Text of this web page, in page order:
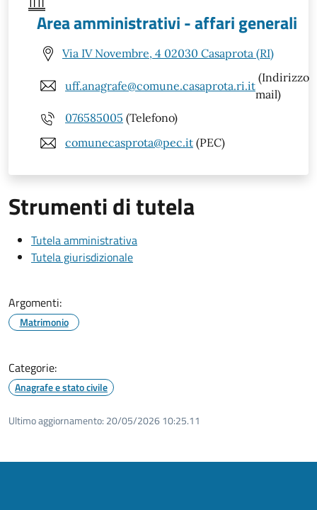
Area amministrativi - affari generali
Via IV Novembre, 4 02030 Casaprota (RI)
uff.anagrafe@comune.casaprota.ri.it
(Indirizzo
mail)
076585005 (Telefono)
comunecasprota@pec.it (PEC)
Strumenti di tutela
Tutela amministrativa
Tutela giurisdizionale
Argomenti:
Matrimonio
Categorie:
Anagrafe e stato civile
Ultimo aggiornamento: 20/05/2026 10:25.11